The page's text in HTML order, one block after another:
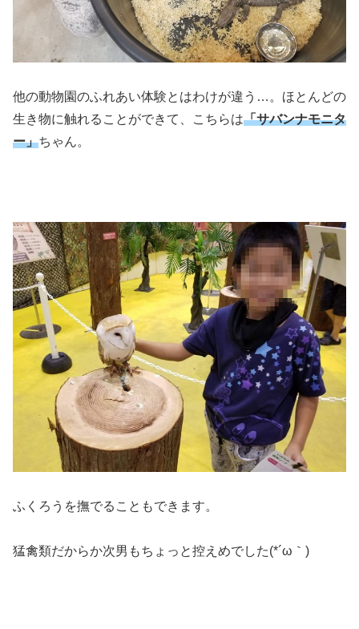
他の動物園のふれあい体験とはわけが違う…。ほとんどの
生き物に触れることができて、こちらは「サバンナモニタ
ー」ちゃん。
ふくろうを撫でることもできます。
猛禽類だからか次男もちょっと控えめでした(*´ω｀)